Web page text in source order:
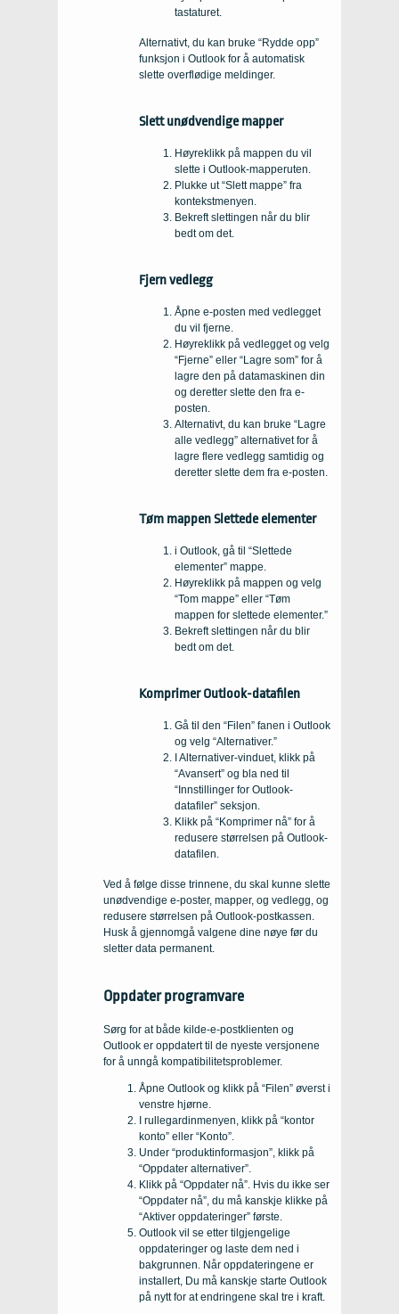
tastaturet.
Alternativt, du kan bruke “Rydde opp”
funksjon i Outlook for å automatisk
slette overflødige meldinger.
Slett unødvendige mapper
Høyreklikk på mappen du vil
slette i Outlook-mapperuten.
Plukke ut “Slett mappe” fra
kontekstmenyen.
Bekreft slettingen når du blir
bedt om det.
Fjern vedlegg
Åpne e-posten med vedlegget
du vil fjerne.
Høyreklikk på vedlegget og velg
“Fjerne” eller “Lagre som” for å
lagre den på datamaskinen din
og deretter slette den fra e-
posten.
Alternativt, du kan bruke “Lagre
alle vedlegg” alternativet for å
lagre flere vedlegg samtidig og
deretter slette dem fra e-posten.
Tøm mappen Slettede elementer
i Outlook, gå til “Slettede
elementer” mappe.
Høyreklikk på mappen og velg
“Tom mappe” eller “Tøm
mappen for slettede elementer.”
Bekreft slettingen når du blir
bedt om det.
Komprimer Outlook-datafilen
Gå til den “Filen” fanen i Outlook
og velg “Alternativer.”
I Alternativer-vinduet, klikk på
“Avansert” og bla ned til
“Innstillinger for Outlook-
datafiler” seksjon.
Klikk på “Komprimer nå” for å
redusere størrelsen på Outlook-
datafilen.
Ved å følge disse trinnene, du skal kunne slette
unødvendige e-poster, mapper, og vedlegg, og
redusere størrelsen på Outlook-postkassen.
Husk å gjennomgå valgene dine nøye før du
sletter data permanent.
Oppdater programvare
Sørg for at både kilde-e-postklienten og
Outlook er oppdatert til de nyeste versjonene
for å unngå kompatibilitetsproblemer.
Åpne Outlook og klikk på “Filen” øverst i
venstre hjørne.
I rullegardinmenyen, klikk på “kontor
konto” eller “Konto”.
Under “produktinformasjon”, klikk på
“Oppdater alternativer”.
Klikk på “Oppdater nå”. Hvis du ikke ser
“Oppdater nå”, du må kanskje klikke på
“Aktiver oppdateringer” første.
Outlook vil se etter tilgjengelige
oppdateringer og laste dem ned i
bakgrunnen. Når oppdateringene er
installert, Du må kanskje starte Outlook
på nytt for at endringene skal tre i kraft.